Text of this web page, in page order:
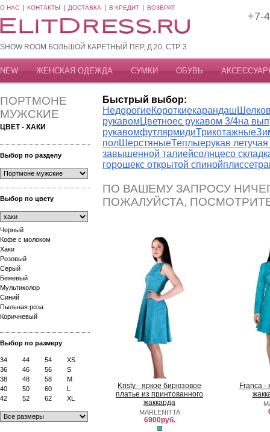
О НАС КОНТАКТЫ ДОСТАВКА В КРЕДИТ ВОЗВРАТ
SHOW ROOM БОЛЬШОЙ КАРЕТНЫЙ ПЕР, Д 20, СТР. 3
+7-
NEW ЖЕНСКАЯ ОДЕЖДА СУМКИ ОБУВЬ
ПОРТМОНЕ
МУЖСКИЕ
ЦВЕТ - ХАКИ
Выбор по разделу
Выбор по цвету
Черный
Кофе с молоком
Хаки
Розовый
Серый
Бежевый
Мультиколор
Синий
Пыльная роза
Коричневый
Выбор по размеру
34 44 54
XS
36
46 56
S
38
48 58
M
40
50 60
L
42
52 62 XL
Быстрый выбор:
НедорогиеКороткиекарандаш
рукавом Цветноес рукавом 3/4на
рукавомфутлярмидиТрикотажные
полШерстяныеТеплыерукав
завышенной талиейсолнцесо
горошекс открытой спинойплиссе
ПО ВАШЕМУ ЗАПРОСУ
ПОЖАЛУЙСТА,
Kristy - яркое бирюзовое
платье из принтованного
жаккарда
MARLENITTA
6900руб.
Franca -